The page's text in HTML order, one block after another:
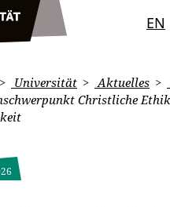
EN
Universität Aktuelles
Christliche